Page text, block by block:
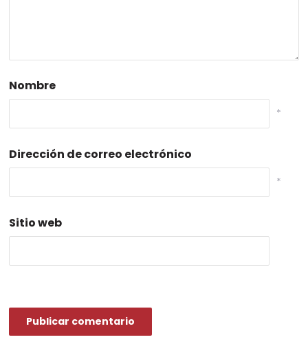
Nombre
*
Dirección de correo electrónico
*
Sitio web